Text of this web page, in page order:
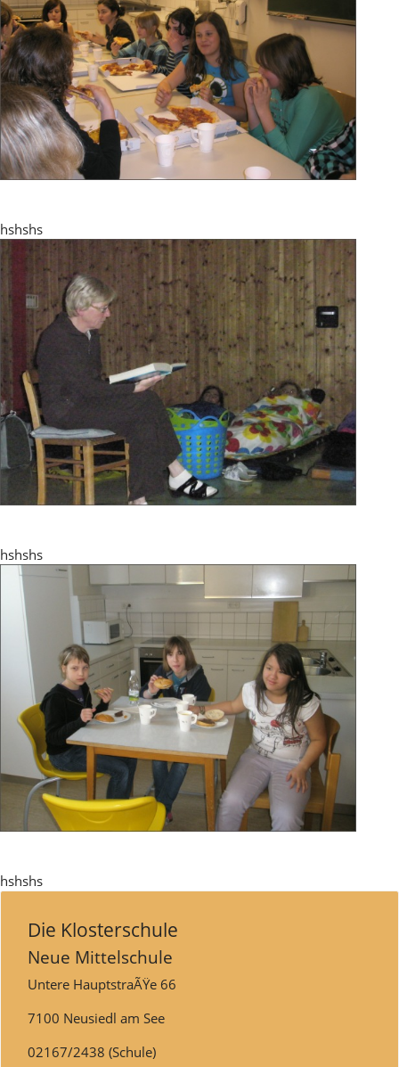
hshshs
hshshs
hshshs
Die Klosterschule
Neue Mittelschule
Untere HauptstraÃŸe 66
7100 Neusiedl am See
02167/2438 (Schule)